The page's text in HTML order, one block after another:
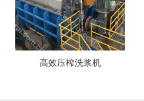
高效压榨洗浆机